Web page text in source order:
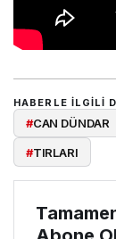
HABERLE ILGILI
#CAN DÜNDAR
#TIRLARI